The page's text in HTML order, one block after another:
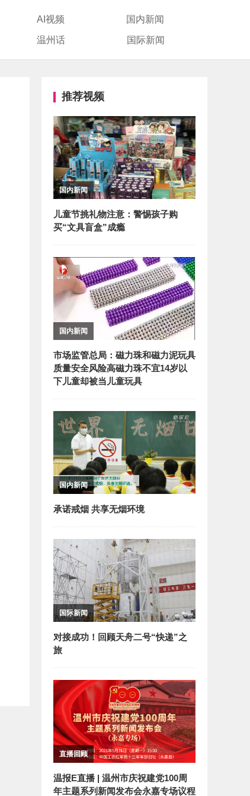
AI视频 国内新闻
温州话 国际新闻
推荐视频
国内新闻
儿童节挑礼物注意：警惕孩子购
买“文具盲盒”成瘾
国内新闻
市场监管总局：磁力珠和磁力泥玩具
质量安全风险高磁力珠不宜14岁以
下儿童却被当儿童玩具
国内新闻
承诺戒烟 共享无烟环境
国际新闻
对接成功！回顾天舟二号“快递”之
旅
直播回顾
温报E直播 | 温州市庆祝建党100周
年主题系列新闻发布会永嘉专场议程